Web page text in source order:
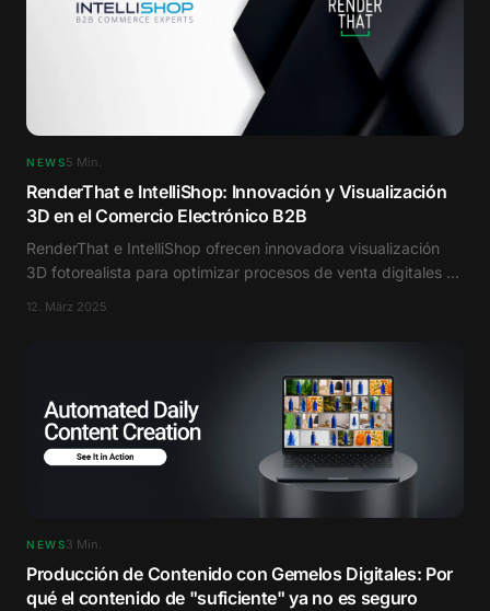
NEWS5 Min.
RenderThat e IntelliShop: Innovación y Visualización
3D en el Comercio Electrónico B2B
RenderThat e IntelliShop ofrecen innovadora visualización
3D fotorealista para optimizar procesos de venta digitales en
12. März 2025
NEWS3 Min.
Producción de Contenido con Gemelos Digitales: Por
qué el contenido de "suficiente" ya no es seguro